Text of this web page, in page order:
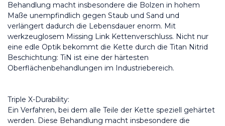
Behandlung macht insbesondere die Bolzen in hohem
Maße unempfindlich gegen Staub und Sand und
verlängert dadurch die Lebensdauer enorm. Mit
werkzeuglosem Missing Link Kettenverschluss. Nicht nur
eine edle Optik bekommt die Kette durch die Titan Nitrid
Beschichtung: TiN ist eine der härtesten
Oberflächenbehandlungen im Industriebereich.
Triple X-Durability:
Ein Verfahren, bei dem alle Teile der Kette speziell gehärtet
werden. Diese Behandlung macht insbesondere die